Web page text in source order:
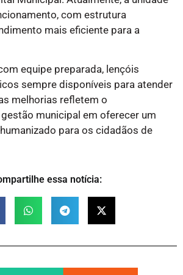
com estrutura
mais eficiente para a
equipe preparada, lençóis
sempre disponíveis para atender
melhorias refletem o
municipal em oferecer um
para os cidadãos de
essa notícia: